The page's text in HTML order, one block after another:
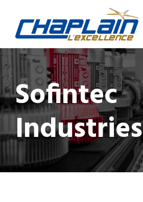
Sofintec
Industries